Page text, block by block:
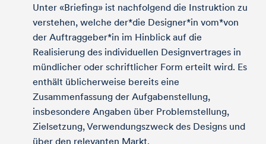
Unter «Briefing» ist nachfolgend die Instruktion zu
verstehen, welche der*die Designer*in vom*von
der Auftraggeber*in im Hinblick auf die
Realisierung des individuellen Designvertrages in
mündlicher oder schriftlicher Form erteilt wird. Es
enthält üblicherweise bereits eine
Zusammenfassung der Aufgabenstellung,
insbesondere Angaben über Problemstellung,
Zielsetzung, Verwendungszweck des Designs und
über den relevanten Markt.